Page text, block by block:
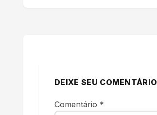
DEIXE SEU COMENTÁRIO
Comentário *